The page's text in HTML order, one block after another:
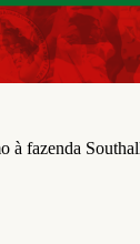
à fazenda